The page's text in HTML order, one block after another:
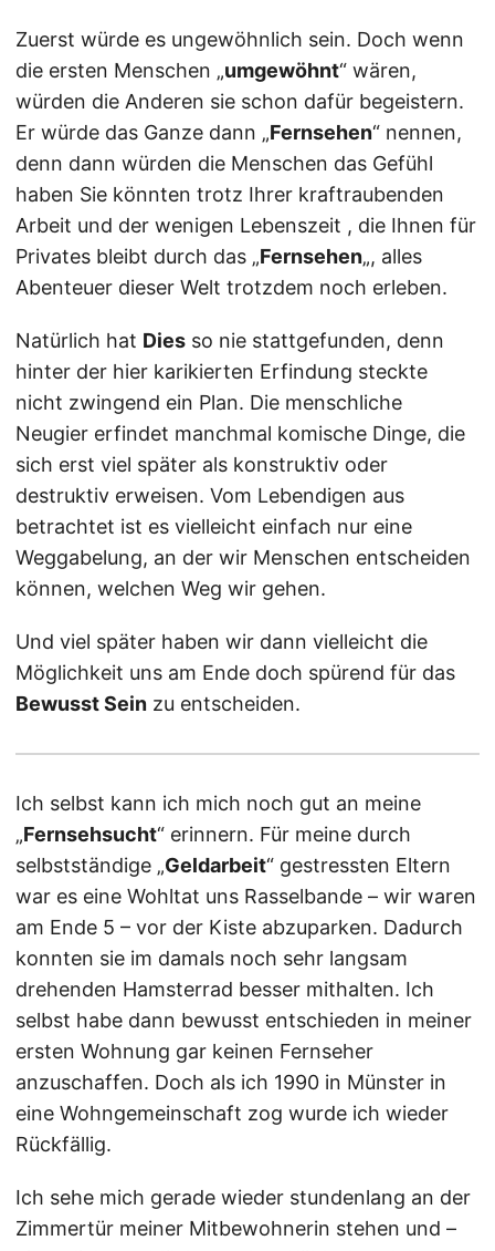
Zuerst würde es ungewöhnlich sein. Doch wenn
die ersten Menschen „umgewöhnt“ wären,
würden die Anderen sie schon dafür begeistern.
Er würde das Ganze dann „Fernsehen“ nennen,
denn dann würden die Menschen das Gefühl
haben Sie könnten trotz Ihrer kraftraubenden
Arbeit und der wenigen Lebenszeit , die Ihnen für
Privates bleibt durch das „Fernsehen„, alles
Abenteuer dieser Welt trotzdem noch erleben.
Natürlich hat Dies so nie stattgefunden, denn
hinter der hier karikierten Erfindung steckte
nicht zwingend ein Plan. Die menschliche
Neugier erfindet manchmal komische Dinge, die
sich erst viel später als konstruktiv oder
destruktiv erweisen. Vom Lebendigen aus
betrachtet ist es vielleicht einfach nur eine
Weggabelung, an der wir Menschen entscheiden
können, welchen Weg wir gehen.
Und viel später haben wir dann vielleicht die
Möglichkeit uns am Ende doch spürend für das
Bewusst Sein zu entscheiden.
Ich selbst kann ich mich noch gut an meine
„Fernsehsucht“ erinnern. Für meine durch
selbstständige „Geldarbeit“ gestressten Eltern
war es eine Wohltat uns Rasselbande – wir waren
am Ende 5 – vor der Kiste abzuparken. Dadurch
konnten sie im damals noch sehr langsam
drehenden Hamsterrad besser mithalten. Ich
selbst habe dann bewusst entschieden in meiner
ersten Wohnung gar keinen Fernseher
anzuschaffen. Doch als ich 1990 in Münster in
eine Wohngemeinschaft zog wurde ich wieder
Rückfällig.
Ich sehe mich gerade wieder stundenlang an der
Zimmertür meiner Mitbewohnerin stehen und –